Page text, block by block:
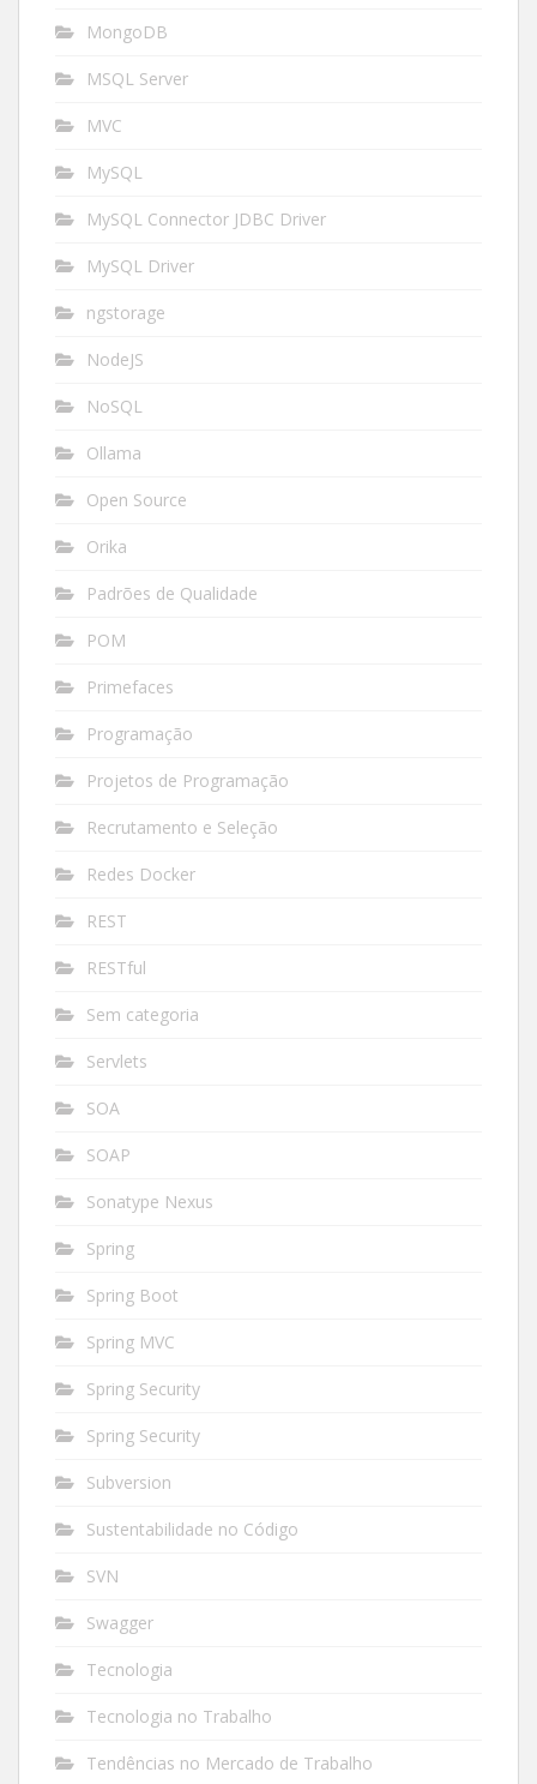
MongoDB
MSQL Server
MVC
MySQL
MySQL Connector JDBC Driver
MySQL Driver
ngstorage
NodeJS
NoSQL
Ollama
Open Source
Orika
Padrões de Qualidade
POM
Primefaces
Programação
Projetos de Programação
Recrutamento e Seleção
Redes Docker
REST
RESTful
Sem categoria
Servlets
SOA
SOAP
Sonatype Nexus
Spring
Spring Boot
Spring MVC
Spring Security
Spring Security
Subversion
Sustentabilidade no Código
SVN
Swagger
Tecnologia
Tecnologia no Trabalho
Tendências no Mercado de Trabalho